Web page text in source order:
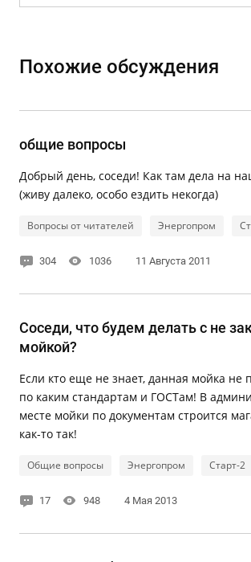
Похожие обсуждения
общие вопросы
Добрый день, соседи! Как там дела на
(живу далеко, особо ездить некогда)
Вопросы от читателей Энергопром
304 1036 11 Августа 2011
Соседи, что будем делать с не
мойкой?
Если кто еще не знает, данная мойка не
по каким стандартам и ГОСТам! В
месте мойки по документам строится
как-то так!
Общие вопросы Энергопром Старт-2
17 948 4 Мая 2013